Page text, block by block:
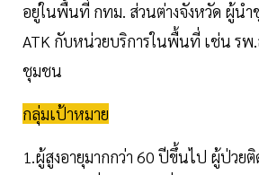
อยู่ในพื้นที่ กทม. ส่วนต่างจังหวัด ผู้น
ATK กับหน่วยบริการในพื้นที่ เช่น รพ
ชุมชน
กลุ่มเป้าหมาย
1.ผู้สูงอายุมากกว่า 60 ปีขึ้นไป ผู้ป่วย